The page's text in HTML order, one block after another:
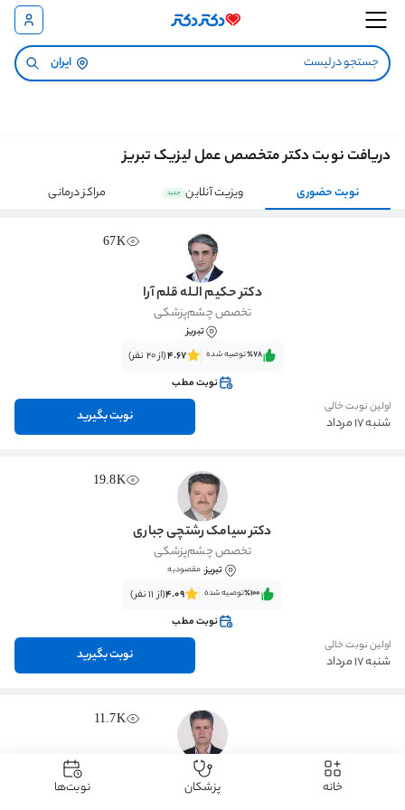
ایران
دریافت نوبت دکتر متخصص عمل لیزیک تبریز
نوبت حضوری ویزیت آنلاین جدید مراکز درمانی
67K
دکتر حکیم الـله قلم آرا
تخصص چشم‌پزشکی
تبریز
٪78‌‌‌توصیه شده 4.67(از 20 نفر)
نوبت مطب
اولین نوبت خالی
شنبه 17 مرداد نوبت بگیرید
19.8K
دکتر سیامک رشتچی جباری
تخصص چشم‌پزشکی
تبریز، مقصودیه
٪100‌‌‌توصیه شده 4.09(از 11 نفر)
نوبت مطب
اولین نوبت خالی
شنبه 17 مرداد نوبت بگیرید
11.7K
دکتر بهرام بهرامیان
تخصص چشم‌پزشکی خانه پزشکان نوبت‌ها